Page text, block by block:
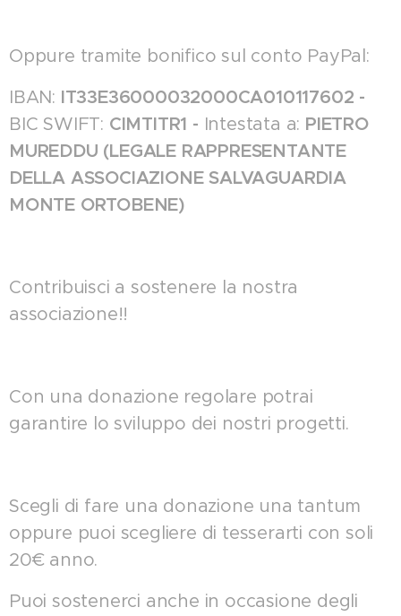
Oppure tramite bonifico sul conto PayPal:
IBAN: IT33E36000032000CA010117602 -
BIC SWIFT: CIMTITR1 - Intestata a: PIETRO
MUREDDU (LEGALE RAPPRESENTANTE
DELLA ASSOCIAZIONE SALVAGUARDIA
MONTE ORTOBENE)
Contribuisci a sostenere la nostra
associazione!!
Con una donazione regolare potrai
garantire lo sviluppo dei nostri progetti.
Scegli di fare una donazione una tantum
oppure puoi scegliere di tesserarti con soli
20€ anno.
Puoi sostenerci anche in occasione degli